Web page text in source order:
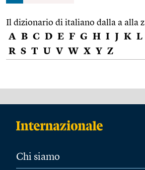
Il dizionario di italiano dalla a alla z
A B C D E F G H I J K L
R S T U V W X Y Z
Chi siamo